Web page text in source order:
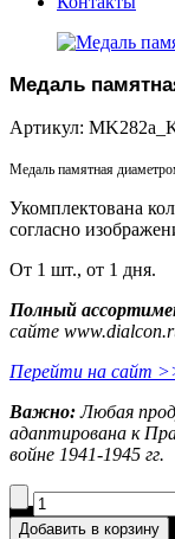
Медаль
Артикул:
Медаль памятная
Укомплектована
согласно
От 1 шт., от 1 дня.
Полный
сайте
Перейти на сайт
Важно:Любая
адаптирована к
войне 1941-1945 гг.